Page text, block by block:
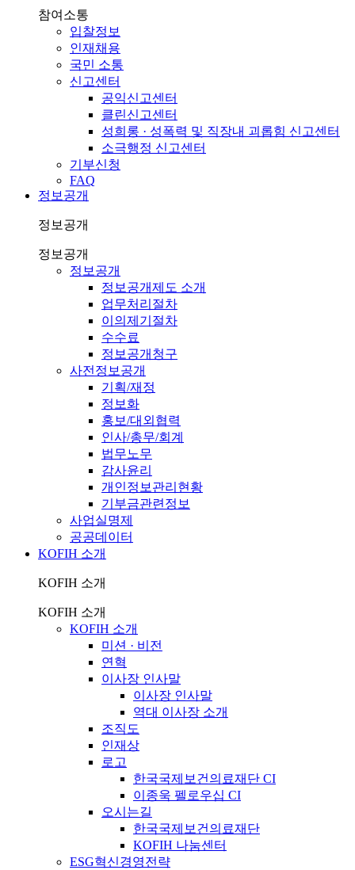
참여소통
입찰정보
인재채용
국민 소통
신고센터
공익신고센터
클린신고센터
성희롱 · 성폭력 및 직장내 괴롭힘 신고센터
소극행정 신고센터
기부신청
FAQ
정보공개
정보공개
정보공개
정보공개
정보공개제도 소개
업무처리절차
이의제기절차
수수료
정보공개청구
사전정보공개
기획/재정
정보화
홍보/대외협력
인사/총무/회계
법무노무
감사윤리
개인정보관리현황
기부금관련정보
사업실명제
공공데이터
KOFIH 소개
KOFIH 소개
KOFIH 소개
KOFIH 소개
미션 · 비전
연혁
이사장 인사말
이사장 인사말
역대 이사장 소개
조직도
인재상
로고
한국국제보건의료재단 CI
이종욱 펠로우십 CI
오시는길
한국국제보건의료재단
KOFIH 나눔센터
ESG혁신경영전략